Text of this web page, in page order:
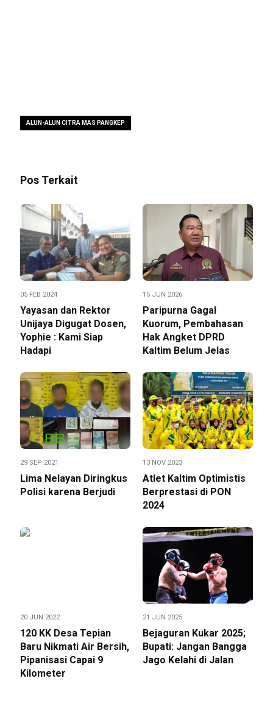
ALUN-ALUN CITRA MAS PANGKEP
Pos Terkait
05 FEB 2024
Yayasan dan Rektor
Unijaya Digugat Dosen,
Yophie : Kami Siap
Hadapi
15 JUN 2026
Paripurna Gagal
Kuorum, Pembahasan
Hak Angket DPRD
Kaltim Belum Jelas
29 SEP 2021
Lima Nelayan Diringkus
Polisi karena Berjudi
13 NOV 2023
Atlet Kaltim Optimistis
Berprestasi di PON
2024
20 JUN 2022
120 KK Desa Tepian
Baru Nikmati Air Bersih,
Pipanisasi Capai 9
Kilometer
21 JUN 2025
Bejaguran Kukar 2025;
Bupati: Jangan Bangga
Jago Kelahi di Jalan